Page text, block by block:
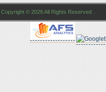
Copyright © 2026 All Rights Reserved .